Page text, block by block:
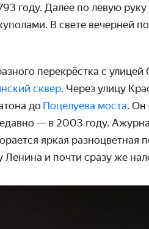
году. Далее по левую
В свете вечерней
перекрёстка с
сквер. Через улицу
до Поцелуева моста. Он
— в 2003 году.
яркая разноцветная
Ленина и почти сразу же